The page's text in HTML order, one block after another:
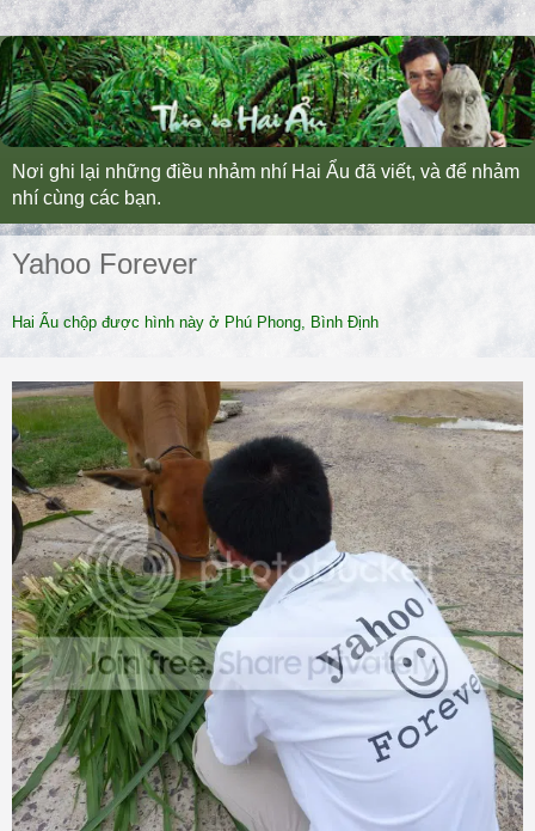
Nơi ghi lại những điều nhảm nhí Hai Ẩu đã viết, và để nhảm
nhí cùng các bạn.
Yahoo Forever
Hai Ẩu chộp được hình này ở Phú Phong, Bình Định